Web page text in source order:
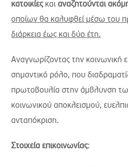
κατοικίεςκαιαναζητούνται
οποίων θα καλυφθεί μέσω του
διάρκεια έως και δύο έτη.
Αναγνωρίζοντας την κοινωνική
σημαντικό ρόλο, που
πρωτοβουλία στην άμβλυνση
κοινωνικού αποκλεισμού,
ανταπόκριση.
Στοιχεία επικοινωνίας: